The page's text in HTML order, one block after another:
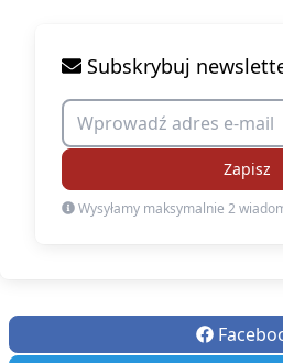
Subskrybuj
Zapisz
Wysyłamy maksymalnie 2